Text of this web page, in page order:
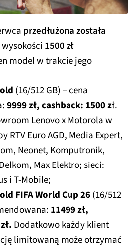
przedłużona została
1500 zł
model w trakcie jego
(16/512 GB) – cena
9999 zł, cashback: 1500 zł.
Lenovo x Motorola w
RTV Euro AGD, Media Expert,
Neonet, Komputronik,
Max Elektro; sieci:
i T-Mobile;
FIFA World Cup 26(16/512
11499 zł,
Dodatkowo każdy klient
limitowaną może otrzymać